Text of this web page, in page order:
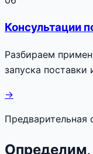
Консультации
Разбираем
запуска поставки
→
Предварительная
Определим,